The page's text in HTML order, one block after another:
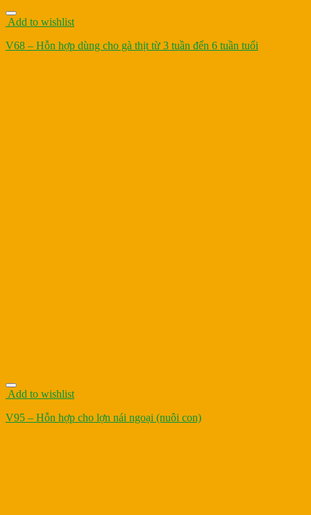
Add to wishlist
V68 – Hỗn hợp dùng cho gà thịt từ 3 tuần đến 6 tuần tuổi
Add to wishlist
V95 – Hỗn hợp cho lợn nái ngoại (nuôi con)